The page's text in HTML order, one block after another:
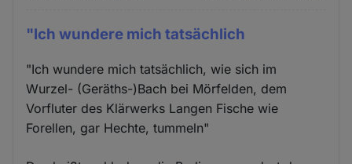
"Ich wundere mich tatsächlich
"Ich wundere mich tatsächlich, wie sich im
Wurzel- (Geräths-)Bach bei Mörfelden, dem
Vorfluter des Klärwerks Langen Fische wie
Forellen, gar Hechte, tummeln"